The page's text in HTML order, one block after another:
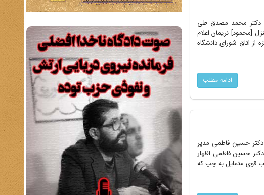
فاطمی دکتر محمد مصدق طی
نریمان اعلام
مقارن ساعت ۱۸ امروز توسط مأمور ویژه از اتاق شورای دانشگاه
ادامه مطلب
دکتر حسین فاطمی مدیر
حسین فاطمی اظهار
قوی متمایل به چپ که